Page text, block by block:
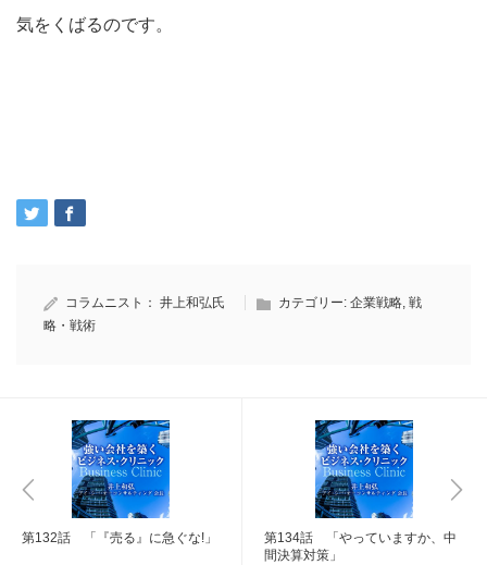
気をくばるのです。
コラムニスト： 井上和弘氏 カテゴリー: 企業戦略, 戦
略・戦術
第132話 「『売る』に急ぐな!」
第134話 「やっていますか、中
間決算対策」